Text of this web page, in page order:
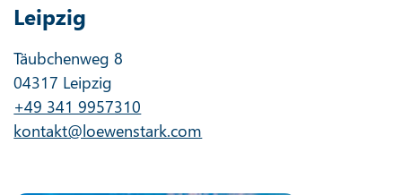
Leipzig
Täubchenweg 8
04317 Leipzig
+49 341 9957310
kontakt@loewenstark.com